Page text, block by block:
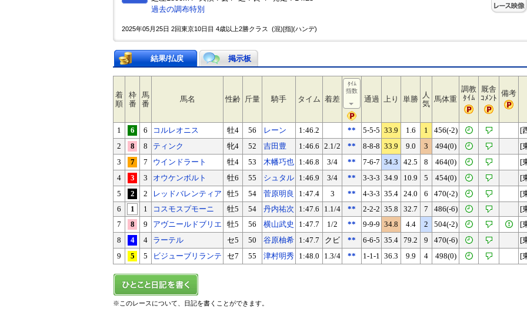
過去の調布特別
2025年05月25日 2回東京10日目 4歳以上2勝クラス (混)[指](ハンデ)
結果/払戻 掲示板
着
順
枠
番
馬
番
馬名 性齢 斤量 騎手 タイム 着差
ﾀｲﾑ
指数
通過 上り 単勝
人
気
馬体重
調教
ﾀｲﾑ
厩舎
ｺﾒﾝﾄ
備考
1 6 6 コルレオニス 牡4 56 レーン 1:46.2 ** 5-5-5 33.9 1.6 1 456(-2)
[
2
8 8 ティンク 牝4 52 吉田豊 1:46.6 2.1/2 ** 8-8-8 33.9 9.0 3 494(0)
[
3
7 7 ウインドラート 牡4 53 木幡巧也 1:46.8 3/4 ** 7-6-7 34.3 42.5 8 464(0)
[
4
3 3 オウケンボルト 牡6 55 シュタル 1:46.9 3/4 ** 3-3-3 34.9 10.9 5 454(0)
[
5
2 2 レッドバレンティア 牡5 54 菅原明良 1:47.4 3 ** 4-3-3 35.4 24.0 6 470(-2)
[
6
1 1 コスモスプモーニ 牡5 54 丹内祐次 1:47.6 1.1/4 ** 2-2-2 35.8 32.7 7 486(-6)
[
7
8 9 アヴニールドブリエ 牡5 56 横山武史 1:47.7 1/2 ** 9-9-9 34.8 4.4 2 504(-2)
[
8
4 4 ラーテル セ5 50 谷原柚希 1:47.7 クビ ** 6-6-5 35.4 79.2 9 470(-6)
[
9
5 5 ビジューブリランテ セ7 55 津村明秀 1:48.0 1.3/4 ** 1-1-1 36.3 9.9 4 498(0) [
※このレースについて、日記を書くことができます。